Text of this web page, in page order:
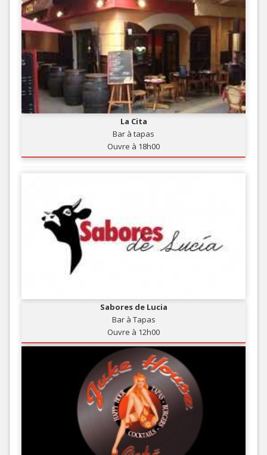
La Cita
Bar à tapas
Ouvre à 18h00
Sabores de Lucia
Bar à Tapas
Ouvre à 12h00